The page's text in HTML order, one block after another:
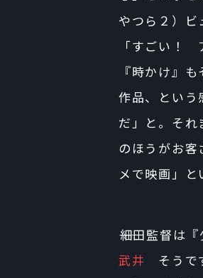
やつら２）ビ
「すごい！
『時かけ』
作品、という
だ」と。それ
のほうがお客
メで映画」と
――細田監督は
武井
そうで